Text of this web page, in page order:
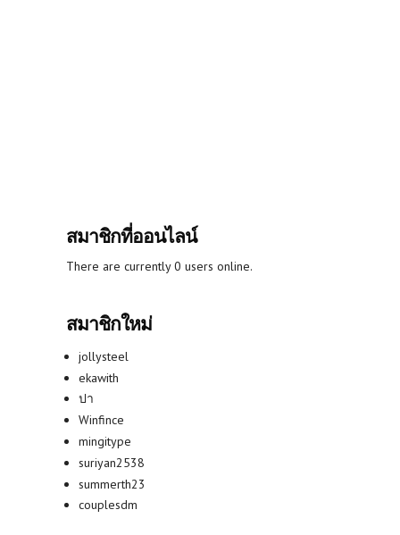
สมาชิกที่ออนไลน์
There are currently 0 users online.
สมาชิกใหม่
jollysteel
ekawith
ปา
Winfince
mingitype
suriyan2538
summerth23
couplesdm